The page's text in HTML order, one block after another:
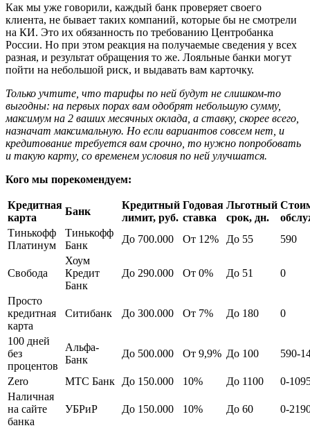
Как мы уже говорили, каждый банк проверяет своего
клиента, не бывает таких компаний, которые бы не смотрели
на КИ. Это их обязанность по требованию Центробанка
России. Но при этом реакция на получаемые сведения у всех
разная, и результат обращения то же. Лояльные банки могут
пойти на небольшой риск, и выдавать вам карточку.
Только учтите, что тарифы по ней будут не слишком-то
выгодны: на первых порах вам одобрят небольшую сумму,
максимум на 2 ваших месячных оклада, а ставку, скорее всего,
назначат максимальную. Но если вариантов совсем нет, и
кредитование требуется вам срочно, то нужно попробовать
и такую карту, со временем условия по ней улучшатся.
Кого мы порекомендуем:
Кредитная
карта
Банк
Кредитный
лимит, руб.
Годовая
ставка
Льготный
срок, дн.
Тинькофф
Платинум
Тинькофф
Банк
До 700.000 От 12% До 55 590
Свобода
Хоум
Кредит
Банк
До 290.000 От 0% До 51 0
Просто
кредитная
карта
Ситибанк До 300.000 От 7% До 180 0
100 дней
без
процентов
Альфа-
Банк
До 500.000 От 9,9% До 100 590-
Zero МТС Банк До 150.000 10% До 1100
0-
Наличная
на сайте
банка
УБРиР До 150.000 10% До 60 0-